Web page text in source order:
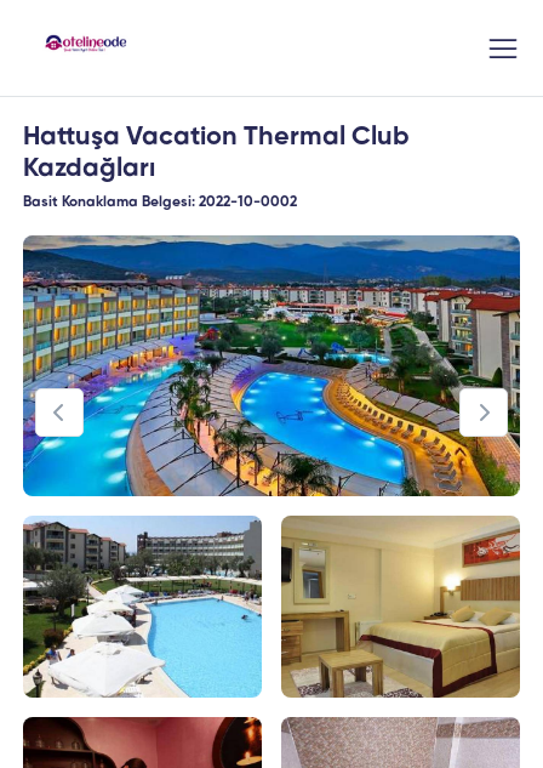
Hattuşa Vacation Thermal Club
Kazdağları
Basit Konaklama Belgesi: 2022-10-0002